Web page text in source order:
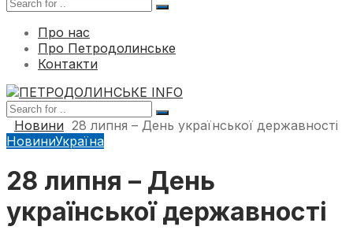
Про нас
Про Петродолинське
Контакти
Новини 28 липня – День української державності
НовиниУкраїна
28 липня – День
української державності